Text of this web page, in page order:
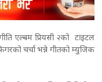
एल्बम प्रियसी २को टाइटल
चर्चा भन्ने गीतको म्युजिक